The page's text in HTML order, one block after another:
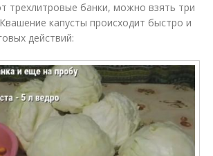
трехлитровые банки, можно взять три
капусты происходит быстро и
действий: